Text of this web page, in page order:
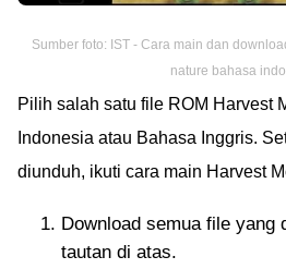
Sumber foto: IST - Cara main dan
nature bahasa
Pilih salah satu file ROM Harvest
Indonesia atau Bahasa Inggris.
diunduh, ikuti cara main Harvest
Download semua file yang
tautan di atas.